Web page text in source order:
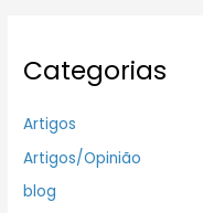
Categorias
Artigos
Artigos/Opinião
blog